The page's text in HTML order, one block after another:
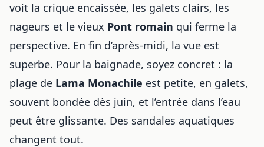
voit la crique encaissée, les galets clairs, les
nageurs et le vieux Pont romain qui ferme la
perspective. En fin d’après-midi, la vue est
superbe. Pour la baignade, soyez concret : la
plage de Lama Monachile est petite, en galets,
souvent bondée dès juin, et l’entrée dans l’eau
peut être glissante. Des sandales aquatiques
changent tout.